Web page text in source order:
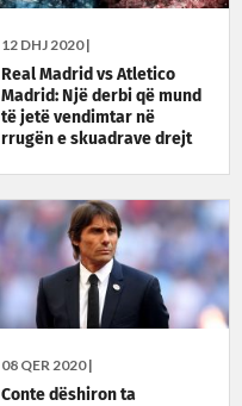
12 DHJ 2020 |
Real Madrid vs Atletico
Madrid: Një derbi që mund
të jetë vendimtar në
rrugën e skuadrave drejt
08 QER 2020 |
Conte dëshiron ta